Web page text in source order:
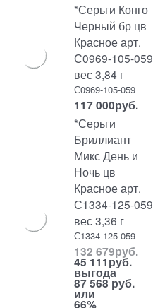
*Серьги Конго
Черный бр цв
Красное арт.
С0969-105-059
вес 3,84 г
С0969-105-059
117 000руб.
*Серьги
Бриллиант
Микс День и
Ночь цв
Красное арт.
С1334-125-059
вес 3,36 г
С1334-125-059
132 679руб.
45 111руб.
выгода
87 568 руб.
или
66%